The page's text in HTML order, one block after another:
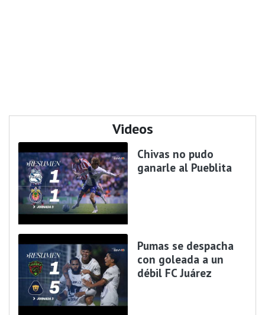
Videos
Chivas no pudo
ganarle al Pueblita
Pumas se despacha
con goleada a un
débil FC Juárez